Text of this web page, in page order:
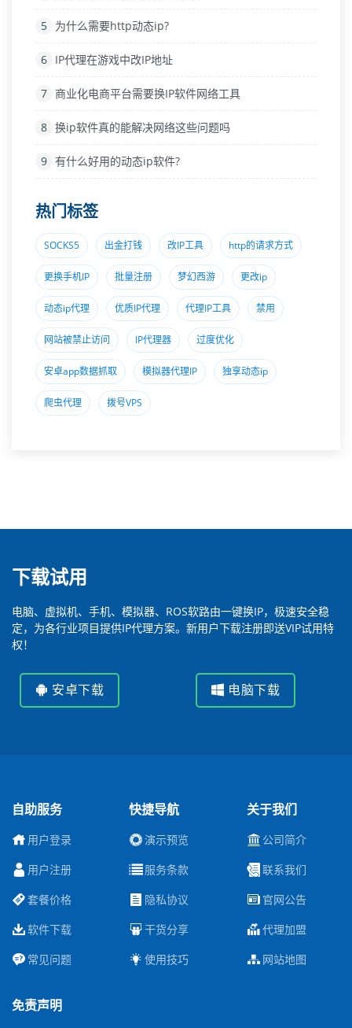
5 为什么需要http动态ip?
6 IP代理在游戏中改IP地址
7 商业化电商平台需要换IP软件网络工具
8 换ip软件真的能解决网络这些问题吗
9 有什么好用的动态ip软件?
热门标签
SOCKS5 出金打钱 改IP工具 http的请求方式
更换手机IP 批量注册 梦幻西游 更改ip
动态ip代理 优质IP代理 代理IP工具 禁用
网站被禁止访问 IP代理器 过度优化
安卓app数据抓取 模拟器代理IP 独享动态ip
爬虫代理 拨号VPS
下载试用
电脑、虚拟机、手机、模拟器、ROS软路由一键换IP，极速安全稳
定，为各行业项目提供IP代理方案。新用户下载注册即送VIP试用特
权！
安卓下载 电脑下载
自助服务
用户登录
用户注册
套餐价格
软件下载
常见问题
快捷导航
演示预览
服务条款
隐私协议
干货分享
使用技巧
关于我们
公司简介
联系我们
官网公告
代理加盟
网站地图
免责声明